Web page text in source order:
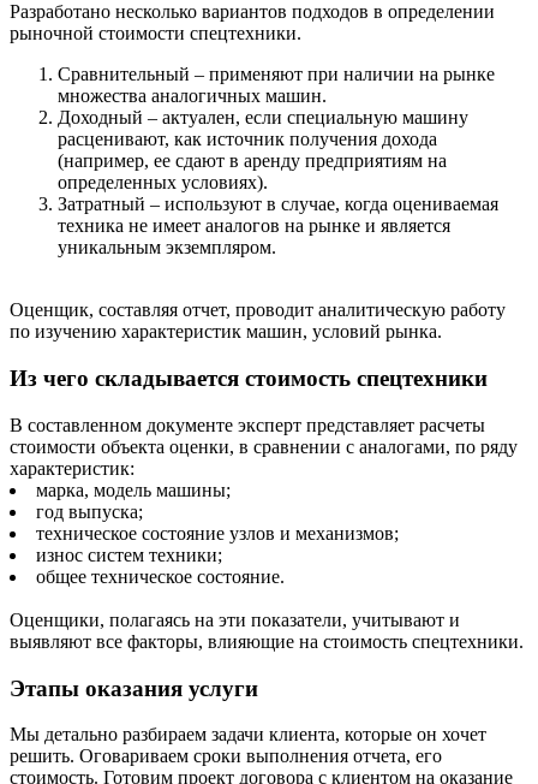
Разработано несколько вариантов подходов в определении
рыночной стоимости спецтехники.
Сравнительный – применяют при наличии на рынке
множества аналогичных машин.
Доходный – актуален, если специальную машину
расценивают, как источник получения дохода
(например, ее сдают в аренду предприятиям на
определенных условиях).
Затратный – используют в случае, когда оцениваемая
техника не имеет аналогов на рынке и является
уникальным экземпляром.
Оценщик, составляя отчет, проводит аналитическую работу
по изучению характеристик машин, условий рынка.
Из чего складывается стоимость спецтехники
В составленном документе эксперт представляет расчеты
стоимости объекта оценки, в сравнении с аналогами, по ряду
характеристик:
марка, модель машины;
год выпуска;
техническое состояние узлов и механизмов;
износ систем техники;
общее техническое состояние.
Оценщики, полагаясь на эти показатели, учитывают и
выявляют все факторы, влияющие на стоимость спецтехники.
Этапы оказания услуги
Мы детально разбираем задачи клиента, которые он хочет
решить. Оговариваем сроки выполнения отчета, его
стоимость. Готовим проект договора с клиентом на оказание